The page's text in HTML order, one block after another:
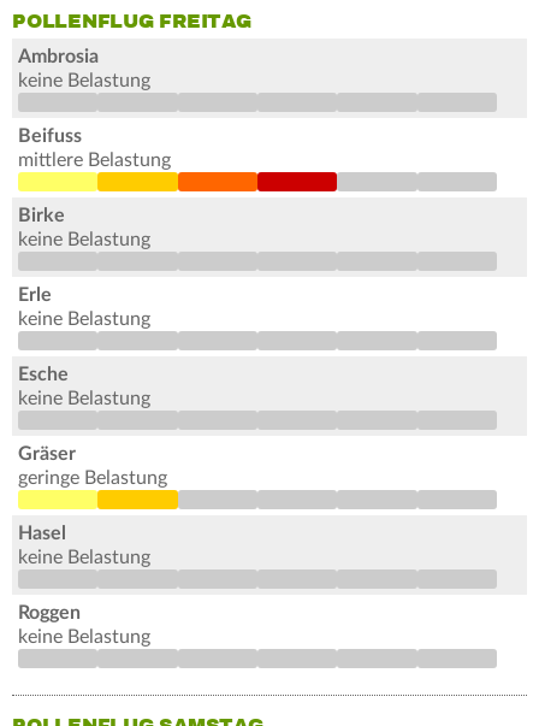
POLLENFLUG FREITAG
Ambrosia
keine Belastung
Beifuss
mittlere Belastung
Birke
keine Belastung
Erle
keine Belastung
Esche
keine Belastung
Gräser
geringe Belastung
Hasel
keine Belastung
Roggen
keine Belastung